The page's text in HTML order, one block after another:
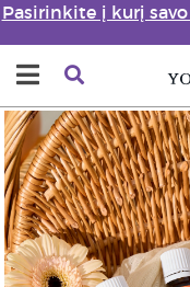
Pasirinkite į kurį